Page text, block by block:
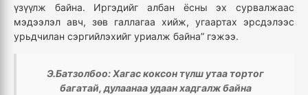
үзүүлж байна. Иргэдийг албан ёсны эх сурвалжаас
мэдээлэл авч, зөв галлагаа хийж, угаартах эрсдэлээс
урьдчилан сэргийлэхийг уриалж байна” гэжээ.
Э.Батзолбоо: Хагас коксон түлш утаа тортог
багатай, дулаанаа удаан хадгалж байна